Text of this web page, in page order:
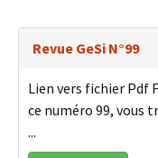
Revue GeSi N°99
Lien vers fichier Pdf
ce numéro 99, vous
...